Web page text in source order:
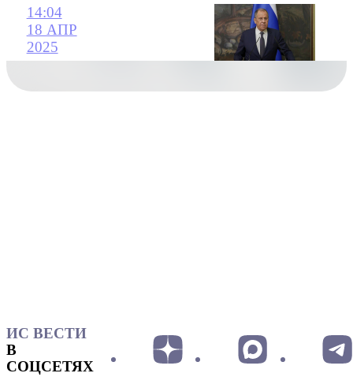
14:04
18 АПР
2025
ИС ВЕСТИ
В
СОЦСЕТЯХ